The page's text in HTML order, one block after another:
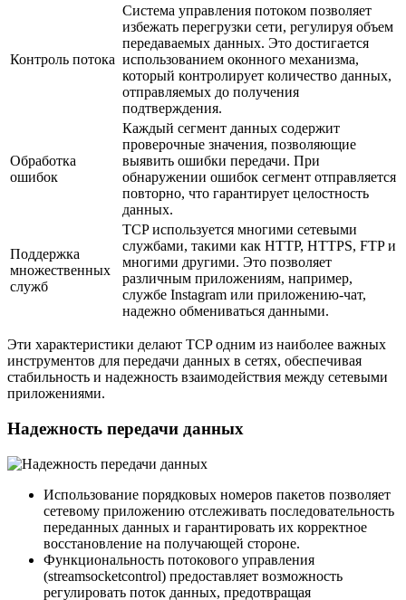
Контроль потока
Система управления потоком позволяет
избежать перегрузки сети, регулируя объем
передаваемых данных. Это достигается
использованием оконного механизма,
который контролирует количество данных,
отправляемых до получения
подтверждения.
Обработка
ошибок
Каждый сегмент данных содержит
проверочные значения, позволяющие
выявить ошибки передачи. При
обнаружении ошибок сегмент отправляется
повторно, что гарантирует целостность
данных.
Поддержка
множественных
служб
TCP используется многими сетевыми
службами, такими как HTTP, HTTPS, FTP и
многими другими. Это позволяет
различным приложениям, например,
службе Instagram или приложению-чат,
надежно обмениваться данными.
Эти характеристики делают TCP одним из наиболее важных
инструментов для передачи данных в сетях, обеспечивая
стабильность и надежность взаимодействия между сетевыми
приложениями.
Надежность передачи данных
Использование порядковых номеров пакетов позволяет
сетевому приложению отслеживать последовательность
переданных данных и гарантировать их корректное
восстановление на получающей стороне.
Функциональность потокового управления
(streamsocketcontrol) предоставляет возможность
регулировать поток данных, предотвращая